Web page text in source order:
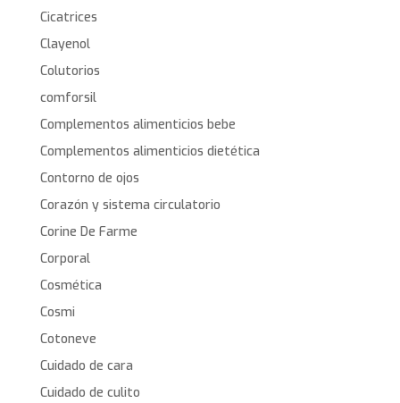
Cicatrices
Clayenol
Colutorios
comforsil
Complementos alimenticios bebe
Complementos alimenticios dietética
Contorno de ojos
Corazón y sistema circulatorio
Corine De Farme
Corporal
Cosmética
Cosmi
Cotoneve
Cuidado de cara
Cuidado de culito